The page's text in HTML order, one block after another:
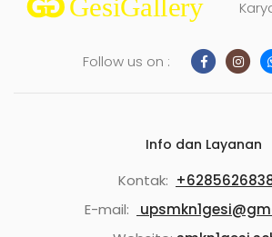
Follow us on :
Info dan Layanan
Kontak:
E-mail: